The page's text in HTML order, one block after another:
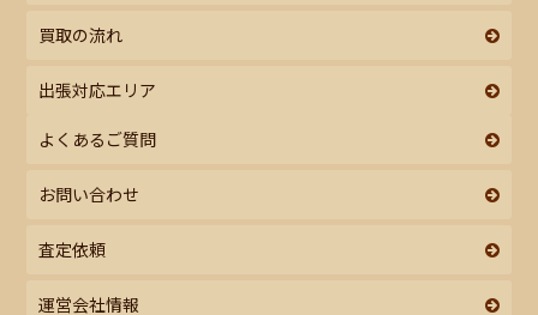
買取の流れ
出張対応エリア
よくあるご質問
お問い合わせ
査定依頼
運営会社情報